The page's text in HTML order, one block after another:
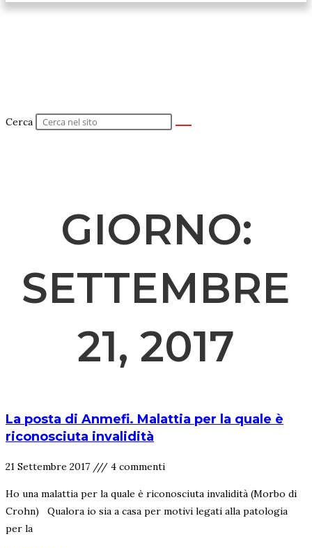
Cerca
GIORNO:
SETTEMBRE
21, 2017
La posta di Anmefi. Malattia per la quale è
riconosciuta invalidità
21 Settembre 2017 4 commenti
Ho una malattia per la quale è riconosciuta invalidità (Morbo di
Crohn) Qualora io sia a casa per motivi legati alla patologia
per la